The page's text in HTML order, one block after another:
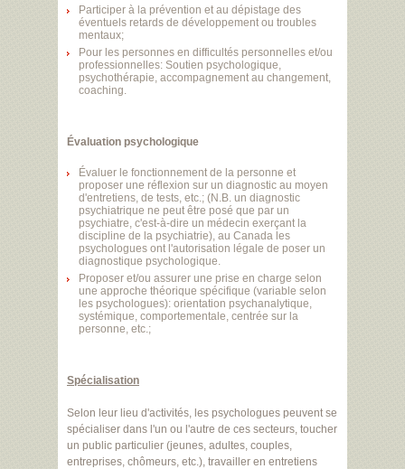
Participer à la prévention et au dépistage des
éventuels retards de développement ou troubles
mentaux;
Pour les personnes en difficultés personnelles et/ou
professionnelles: Soutien psychologique,
psychothérapie, accompagnement au changement,
coaching.
Évaluation psychologique
Évaluer le fonctionnement de la personne et
proposer une réflexion sur un diagnostic au moyen
d'entretiens, de tests, etc.; (N.B. un diagnostic
psychiatrique ne peut être posé que par un
psychiatre, c'est-à-dire un médecin exerçant la
discipline de la psychiatrie), au Canada les
psychologues ont l'autorisation légale de poser un
diagnostique psychologique.
Proposer et/ou assurer une prise en charge selon
une approche théorique spécifique (variable selon
les psychologues): orientation psychanalytique,
systémique, comportementale, centrée sur la
personne, etc.;
Spécialisation
Selon leur lieu d'activités, les psychologues peuvent se
spécialiser dans l'un ou l'autre de ces secteurs, toucher
un public particulier (jeunes, adultes, couples,
entreprises, chômeurs, etc.), travailler en entretiens